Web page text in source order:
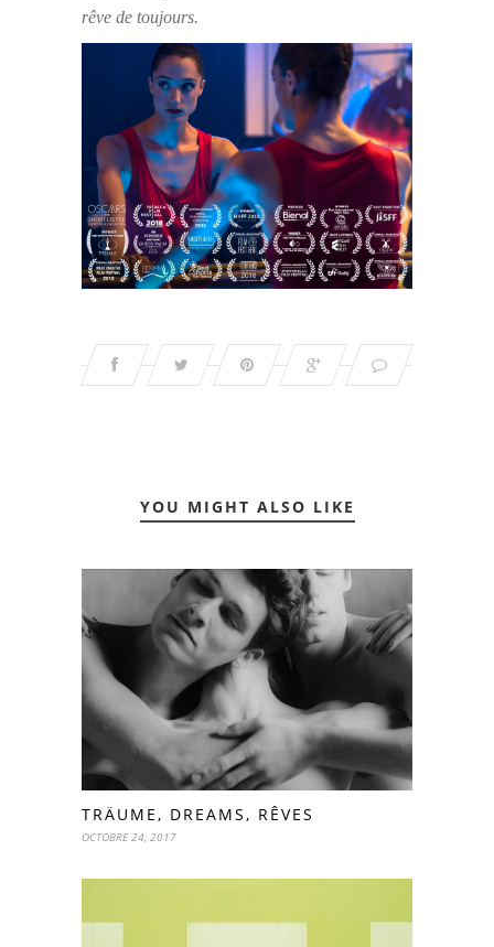
rêve de toujours.
YOU MIGHT ALSO LIKE
TRÄUME, DREAMS, RÊVES
OCTOBRE 24, 2017